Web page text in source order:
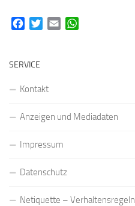
FacebookTwitterEmail
SERVICE
Kontakt
Anzeigen und Mediadaten
Impressum
Datenschutz
Netiquette – Verhaltensregeln